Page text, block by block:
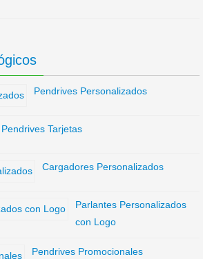
Pendrives Personalizados
Pendrives Tarjetas
Cargadores Personalizados
Parlantes Personalizados
con Logo
Pendrives Promocionales